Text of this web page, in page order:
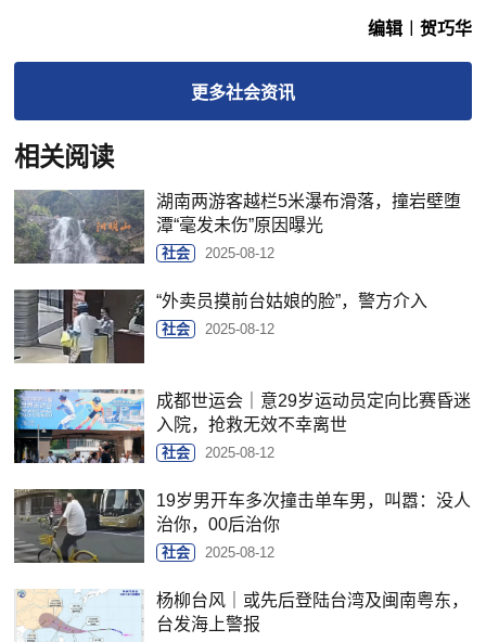
编辑︱贺巧华
更多社会资讯
相关阅读
湖南两游客越栏5米瀑布滑落，撞岩壁堕
潭“毫发未伤”原因曝光
社会 2025-08-12
“外卖员摸前台姑娘的脸”，警方介入
社会 2025-08-12
成都世运会｜意29岁运动员定向比赛昏迷
入院，抢救无效不幸离世
社会 2025-08-12
19岁男开车多次撞击单车男，叫嚣：没人
治你，00后治你
社会 2025-08-12
杨柳台风｜或先后登陆台湾及闽南粤东，
台发海上警报